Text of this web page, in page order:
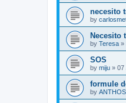
necesito
by
Necesito
by Teresa »
SOS
by miju » 07
formule
by ANTHOS